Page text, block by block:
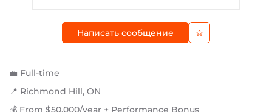
Написать сообщение
💼 Full-time
📍 Richmond Hill, ON
💰 From $50,000/year + Performance Bonus